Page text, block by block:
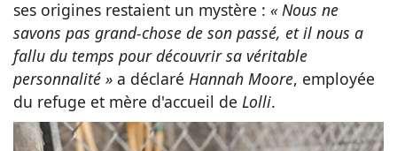
ses origines restaient un mystère : « Nous ne
savons pas grand-chose de son passé, et il nous a
fallu du temps pour découvrir sa véritable
personnalité » a déclaré Hannah Moore, employée
du refuge et mère d'accueil de Lolli.